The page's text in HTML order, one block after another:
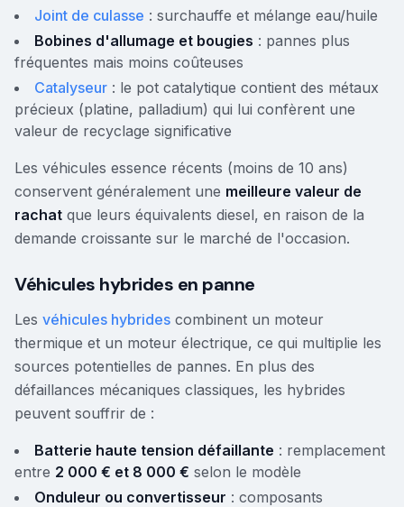
Joint de culasse : surchauffe et mélange eau/huile
Bobines d'allumage et bougies : pannes plus
fréquentes mais moins coûteuses
Catalyseur : le pot catalytique contient des métaux
précieux (platine, palladium) qui lui confèrent une
valeur de recyclage significative
Les véhicules essence récents (moins de 10 ans)
conservent généralement une meilleure valeur de
rachat que leurs équivalents diesel, en raison de la
demande croissante sur le marché de l'occasion.
Véhicules hybrides en panne
Les véhicules hybrides combinent un moteur
thermique et un moteur électrique, ce qui multiplie les
sources potentielles de pannes. En plus des
défaillances mécaniques classiques, les hybrides
peuvent souffrir de :
Batterie haute tension défaillante : remplacement
entre 2 000 € et 8 000 € selon le modèle
Onduleur ou convertisseur : composants